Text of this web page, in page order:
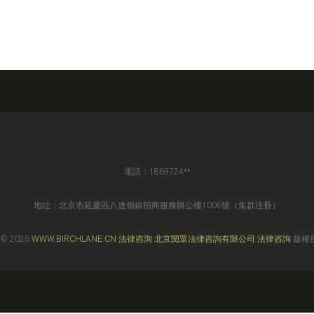
電話：1869724**
地址：北京市延慶區八達嶺鎮招商服務辦公樓1006號（集群注冊）
© 2026 WWW.BIRCHLANE.CN 法律咨詢 北京閔眾法律咨詢有限公司 法律咨詢版權